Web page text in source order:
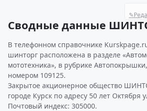
✎
Сводные данные
В телефонном справочнике
шинторг расположена в разделе
мототехника», в рубрике
номером 109125.
Закрытое акционерное общество
городе Курск по адресу 50 лет Октября
Почтовый индекс: 305000.